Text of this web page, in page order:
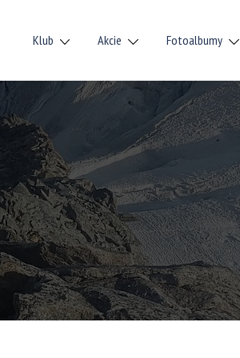
Klub Akcie Fotoalbumy